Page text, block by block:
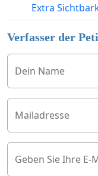
Extra
Verfasser der
Dein Name
Mailadresse
Geben Sie Ihre